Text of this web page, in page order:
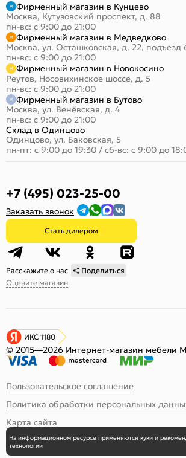
Фирменный магазин в Кунцево
Москва, Кутузовский проспект, д. 88
пн-вс: с 9:00 до 21:00
Фирменный магазин в Медведково
Москва, ул. Осташковская, д. 22, подъезд
пн-вс: с 9:00 до 21:00
Фирменный магазин в Новокосино
Реутов, Носовихинское шоссе, д. 5
пн-вс: с 9:00 до 21:00
Фирменный магазин в Бутово
Москва, ул. Венёвская, д. 4
пн-вс: с 9:00 до 21:00
Склад в Одинцово
Одинцово, ул. Баковская, 5
пн-пт: с 9:00 до 19:30 / сб-вс: с 9:00 до
+7 (495) 023-25-00
Заказать звонок
Стать дилером
Расскажите о нас
Поделиться
Оцените магазин
ИКС 1180
© 2015—2026 Интернет-магазин мебели
Пользовательское соглашение
Политика обработки персональных
Карта сайта
На информационном ресурсе применяются куки и
технологии